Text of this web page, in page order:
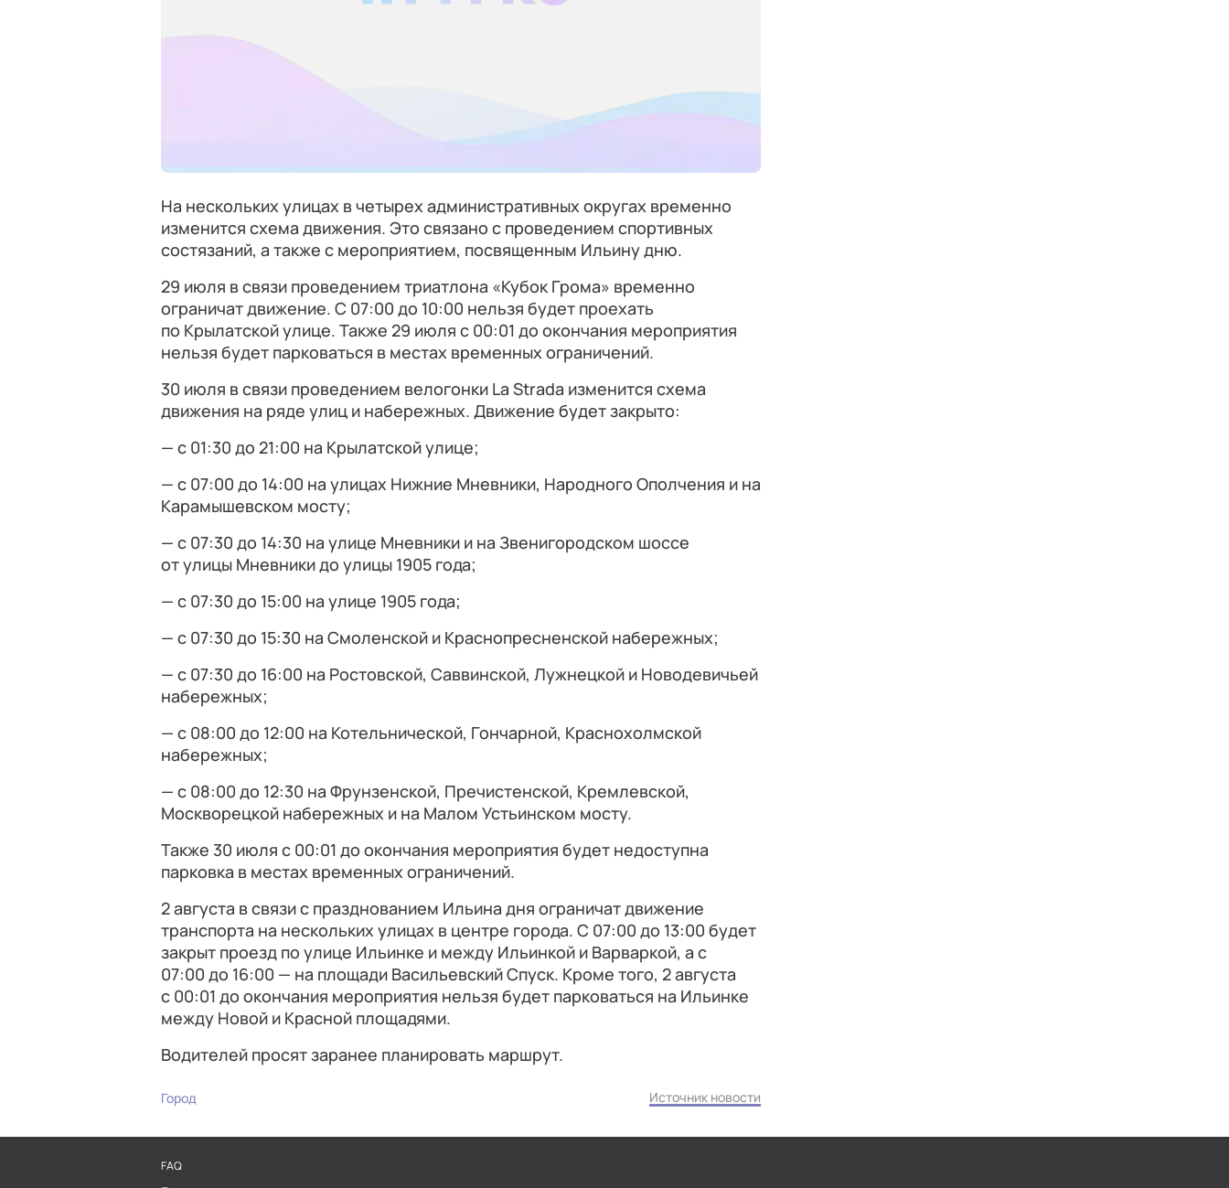
На нескольких улицах в четырех административных округах временно
изменится схема движения. Это связано с проведением спортивных
состязаний, а также с мероприятием, посвященным Ильину дню.
29 июля в связи проведением триатлона «Кубок Грома» временно
ограничат движение. С 07:00 до 10:00 нельзя будет проехать
по Крылатской улице. Также 29 июля с 00:01 до окончания мероприятия
нельзя будет парковаться в местах временных ограничений.
30 июля в связи проведением велогонки La Strada изменится схема
движения на ряде улиц и набережных. Движение будет закрыто:
— с 01:30 до 21:00 на Крылатской улице;
— с 07:00 до 14:00 на улицах Нижние Мневники, Народного Ополчения и на
Карамышевском мосту;
— с 07:30 до 14:30 на улице Мневники и на Звенигородском шоссе
от улицы Мневники до улицы 1905 года;
— с 07:30 до 15:00 на улице 1905 года;
— с 07:30 до 15:30 на Смоленской и Краснопресненской набережных;
— с 07:30 до 16:00 на Ростовской, Саввинской, Лужнецкой и Новодевичьей
набережных;
— с 08:00 до 12:00 на Котельнической, Гончарной, Краснохолмской
набережных;
— с 08:00 до 12:30 на Фрунзенской, Пречистенской, Кремлевской,
Москворецкой набережных и на Малом Устьинском мосту.
Также 30 июля с 00:01 до окончания мероприятия будет недоступна
парковка в местах временных ограничений.
2 августа в связи с празднованием Ильина дня ограничат движение
транспорта на нескольких улицах в центре города. С 07:00 до 13:00 будет
закрыт проезд по улице Ильинке и между Ильинкой и Варваркой, а с
07:00 до 16:00 — на площади Васильевский Спуск. Кроме того, 2 августа
с 00:01 до окончания мероприятия нельзя будет парковаться на Ильинке
между Новой и Красной площадями.
Водителей просят заранее планировать маршрут.
Город Источник новости
FAQ